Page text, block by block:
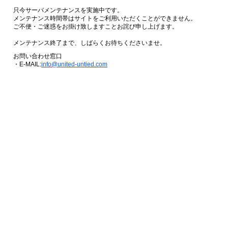
只今サーバメンテナンスを実施中です。
メンテナンス時間帯はサイトをご利用いただくことができません。
ご不便・ご迷惑をお掛け致しますことお詫び申し上げます。
メンテナンス終了まで、しばらくお待ちくださいませ。
お問い合わせ窓口
・E-MAIL:info@united-untied.com